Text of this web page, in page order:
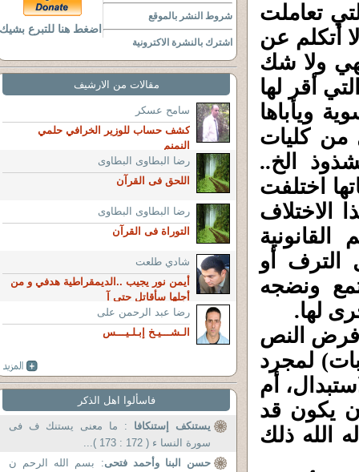
تعاملت
أتكلم عن
ولا شك
أقر لها
ويأباها
من كليات
الخ..
اختلفت
الاختلاف
الترف أو
ونضجه
لها.
فرض النص
لمجرد
أم
يكون قد
الله ذلك
شروط النشر بالموقع
اشترك بالنشرة الاكترونية
اضغط هنا للتبرع بشيك
مقالات من الارشيف
سامح عسكر
كشف حساب للوزير الخرافي حلمي
النمنم
رضا البطاوى البطاوى
اللحق فى القرآن
رضا البطاوى البطاوى
التوراة فى القرآن
شادي طلعت
أيمن نور يجيب ..الديمقراطية هدفي و من
أجلها سأقاتل حتى آ
رضا عبد الرحمن على
الـشـــيـخ إبـلـيـــس
فاسألوا اهل الذكر
يستنكف إستنكافا : ما معنى يستنك ف فى
سورة النسا ء ( 172 : 173 )...
حسن البنا وأحمد فتحى: بسم الله الرحم ن